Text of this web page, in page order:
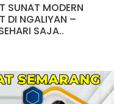
SUNAT MODERN
DI NGALIYAN –
SAJA..